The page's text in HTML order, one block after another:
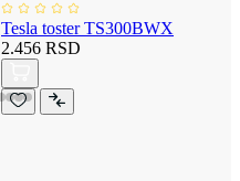
Tesla toster TS300BWX
2.456 RSD